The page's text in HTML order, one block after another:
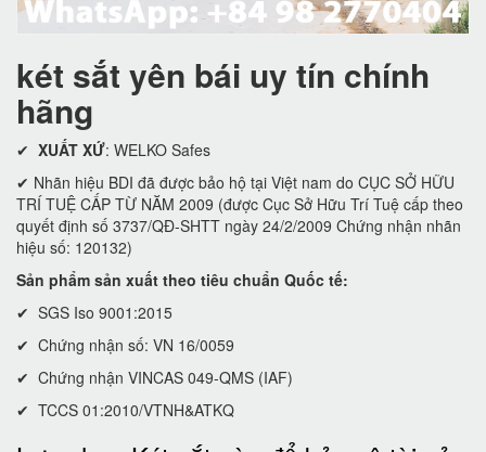
két sắt yên bái uy tín chính
hãng
✔ XUẤT XỨ: WELKO Safes
✔ Nhãn hiệu BDI đã được bảo hộ tại Việt nam do CỤC SỞ HỮU
TRÍ TUỆ CẤP TỪ NĂM 2009 (được Cục Sở Hữu Trí Tuệ cấp theo
quyết định số 3737/QĐ-SHTT ngày 24/2/2009 Chứng nhận nhãn
hiệu số: 120132)
Sản phẩm sản xuất theo tiêu chuẩn Quốc tế:
✔ SGS Iso 9001:2015
✔ Chứng nhận số: VN 16/0059
✔ Chứng nhận VINCAS 049-QMS (IAF)
✔ TCCS 01:2010/VTNH&ATKQ